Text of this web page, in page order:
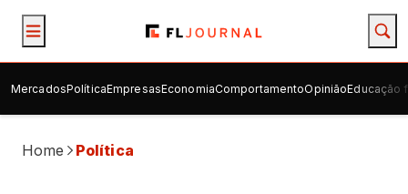
MercadosPolíticaEmpresasEconomiaComportamentoOpiniãoEducação
Home Política